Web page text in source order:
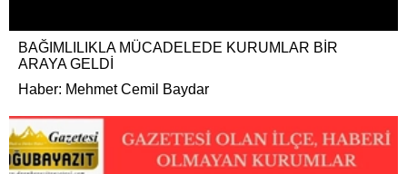
BAĞIMLILIKLA MÜCADELEDE KURUMLAR BİR
ARAYA GELDİ
Haber: Mehmet Cemil Baydar